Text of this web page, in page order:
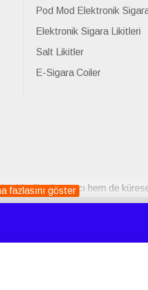
Pod Mod Elektronik
Elektronik Sigara Likitleri
Salt Likitler
E-Sigara Coiler
bir tüketim aracı hem de
daha geniş bir
bu cihazların özellikle genç